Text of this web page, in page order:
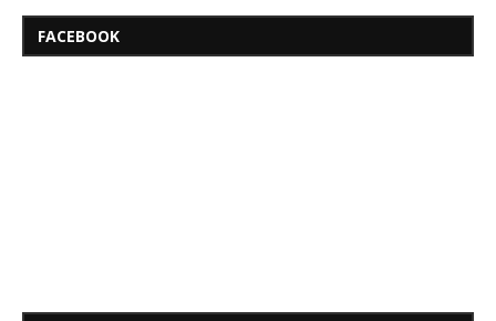
FACEBOOK